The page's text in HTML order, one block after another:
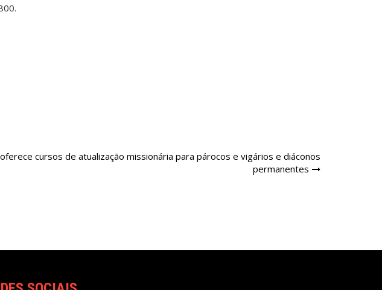
oferece cursos de atualização missionária para párocos e vigários e diáconos
permanentes